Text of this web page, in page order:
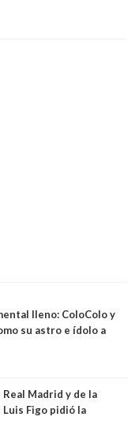
lleno: ColoColo y
su astro e ídolo a
Madrid y de la
Figo pidió la